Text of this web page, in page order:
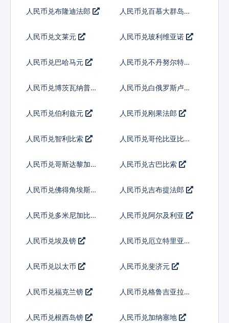
人民币兑布隆迪法郎 人民币兑百慕大群岛元
人民币兑文莱元 人民币兑玻利维亚诺
人民币兑巴哈马元
人民币兑不丹努尔特鲁
人民币兑博茨瓦纳普拉 人民币兑白俄罗斯卢布
人民币兑伯利兹元 人民币兑刚果法郎
人民币兑智利比索 人民币兑哥伦比亚比索
人民币兑哥斯达黎加科
人民币兑古巴比索
人民币兑佛得角埃斯库
人民币兑吉布提法郎
人民币兑多米尼加比索 人民币兑阿尔及利亚
人民币兑埃及镑
人民币兑厄立特里亚纳
人民币兑以太币 人民币兑斐济元
人民币兑福克兰镑 人民币兑格鲁吉亚拉里
人民币兑根西岛镑 人民币兑加纳塞地